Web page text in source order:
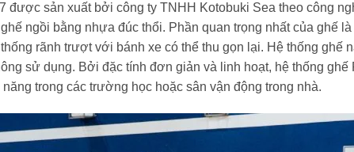
được sản xuất bởi công ty TNHH Kotobuki Sea theo công
ngồi bằng nhựa đúc thổi. Phần quan trọng nhất của ghế
rãnh trượt với bánh xe có thể thu gọn lại. Hệ thống ghế
sử dụng. Bởi đặc tính đơn giản và linh hoạt, hệ thống
trong các trường học hoặc sân vận động trong nhà.